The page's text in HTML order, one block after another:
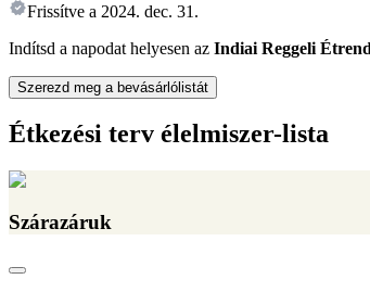
Frissítve a 2024. dec. 31.
Indítsd a napodat helyesen az Indiai Reggeli
Szerezd meg a bevásárlólistát
Étkezési terv élelmiszer-lista
Szárazáruk